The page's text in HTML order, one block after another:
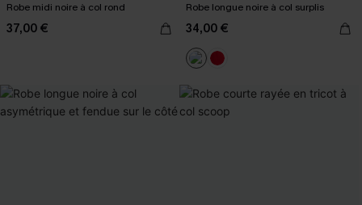
Robe midi noire à col rond
37,00 €
Robe longue noire à col surplis
34,00 €